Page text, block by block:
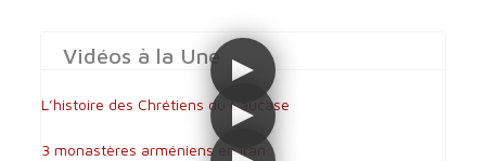
Vidéos à la Une
L’histoire des Chrétiens du Caucase
3 monastères arméniens en Iran